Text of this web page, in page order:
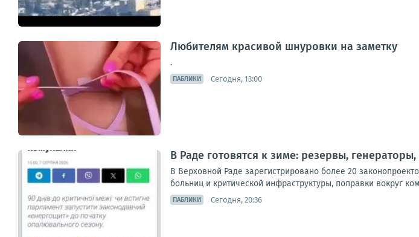
Любителям красивой шнуровки на заметку
.
ПАБЛИКИ Сегодня, 13:00
В Раде готовятся к зиме: резервы,
В Верховной Раде зарегистрировано более 20
больниц и критической инфраструктуры, поправки вокруг
ПАБЛИКИ Сегодня, 20:36